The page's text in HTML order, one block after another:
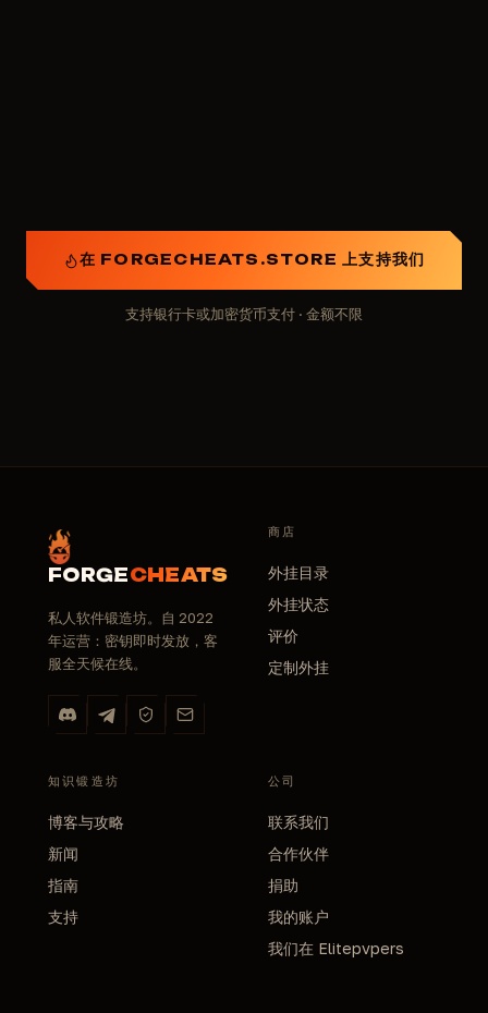
在 FORGECHEATS.STORE 上支持我们
支持银行卡或加密货币支付 · 金额不限
FORGECHEATS
私人软件锻造坊。自 2022
年运营：密钥即时发放，客
服全天候在线。
商店
外挂目录
外挂状态
评价
定制外挂
知识锻造坊
博客与攻略
新闻
指南
支持
公司
联系我们
合作伙伴
捐助
我的账户
我们在 Elitepvpers